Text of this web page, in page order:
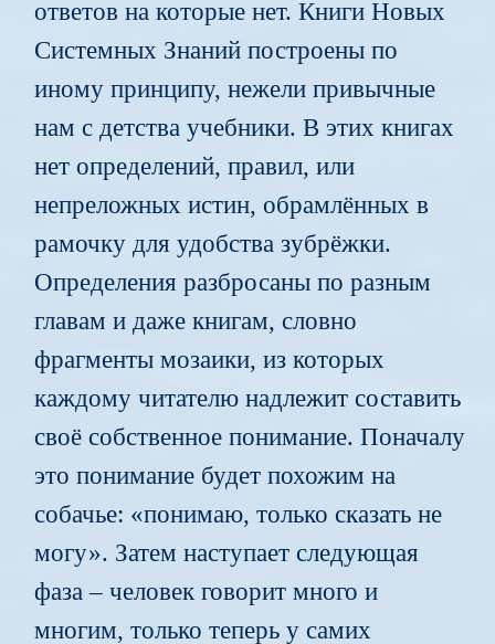
ответов на которые нет. Книги Новых
Системных Знаний построены по
иному принципу, нежели привычные
нам с детства учебники. В этих книгах
нет определений, правил, или
непреложных истин, обрамлённых в
рамочку для удобства зубрёжки.
Определения разбросаны по разным
главам и даже книгам, словно
фрагменты мозаики, из которых
каждому читателю надлежит составить
своё собственное понимание. Поначалу
это понимание будет похожим на
собачье: «понимаю, только сказать не
могу». Затем наступает следующая
фаза – человек говорит много и
многим, только теперь у самих